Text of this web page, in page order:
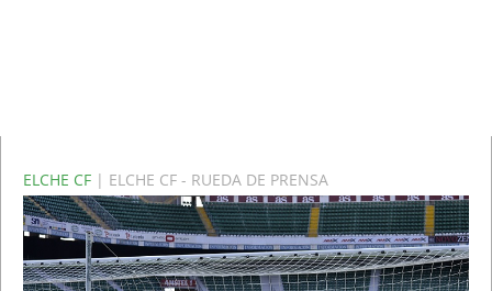
ELCHE CF | ELCHE CF - RUEDA DE PRENSA